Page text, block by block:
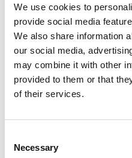
We use cookies to
provide social media
We also share information
our social media,
may combine it with other
provided to them or that
of their services.
Selection
Necessary
Analys
värderas
KlaraBo Sverige AB